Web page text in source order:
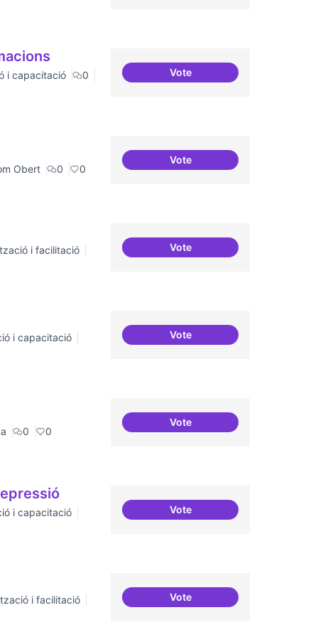
i capacitació
0
VoteCol·laboració amb Torre
Obert 0 0
VoteGrades Obertes
i facilitació
VoteILP Drets Digitals
i capacitació
VoteDefinició del currículum del
0 0
VoteDigitalització de
i capacitació
VoteTècniques de seguretat
i facilitació
VoteMoviment Activista Digital